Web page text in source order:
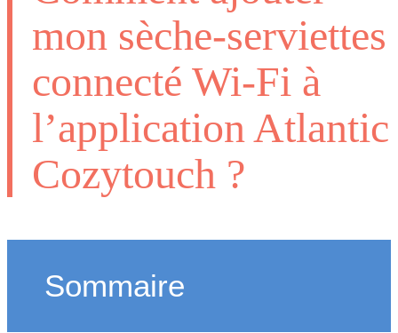
mon sèche-serviettes
connecté Wi-Fi à
l’application Atlantic
Cozytouch ?
Sommaire